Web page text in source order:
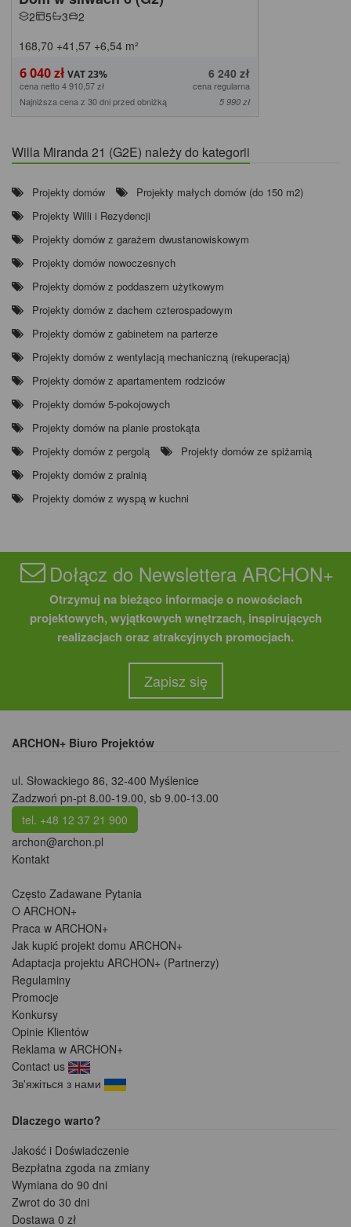
2 5 3
2
168,70 +41,57 +6,54 m²
6 040 zł 6 240 zł
cena netto 4 910,57 zł
cena regularna
Najniższa cena z 30 dni przed obniżką
5 990 zł
Willa Miranda 21 (G2E) należy do kategorii
Projekty domów
Projekty małych domów (do 150 m2)
Projekty Willi i Rezydencji
Projekty domów z garażem dwustanowiskowym
Projekty domów nowoczesnych
Projekty domów z poddaszem użytkowym
Projekty domów z dachem czterospadowym
Projekty domów z gabinetem na parterze
Projekty domów z wentylacją mechaniczną (rekuperacją)
Projekty domów z apartamentem rodziców
Projekty domów 5-pokojowych
Projekty domów na planie prostokąta
Projekty domów z pergolą
Projekty domów ze spiżarnią
Projekty domów z pralnią
Projekty domów z wyspą w kuchni
Dołącz do Newslettera ARCHON+
Otrzymuj na bieżąco informacje o nowościach
projektowych, wyjątkowych wnętrzach, inspirujących
realizacjach oraz atrakcyjnych promocjach.
Zapisz się
ARCHON+ Biuro Projektów
ul. Słowackiego 86, 32-400 Myślenice
Zadzwoń pn-pt 8.00-19.00, sb 9.00-13.00
tel. +48 12 37 21 900
archon@archon.pl
Kontakt
Często Zadawane Pytania
O ARCHON+
Praca w ARCHON+
Jak kupić projekt domu ARCHON+
Adaptacja projektu ARCHON+ (Partnerzy)
Regulaminy
Promocje
Konkursy
Opinie Klientów
Reklama w ARCHON+
Contact us
Зв'яжіться з нами
Dlaczego warto?
Jakość i Doświadczenie
Bezpłatna zgoda na zmiany
Wymiana do 90 dni
Zwrot do 30 dni
Dostawa 0 zł